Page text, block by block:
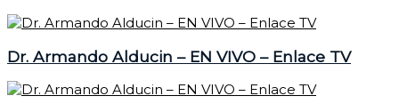
Dr. Armando Alducin – EN VIVO – Enlace TV